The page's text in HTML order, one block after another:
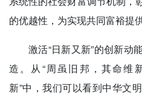
的优越性，为实现共同富裕提
激活“日新又新”的创新动
造。从“周虽旧邦，其命维
新”中，我们可以看到中华文